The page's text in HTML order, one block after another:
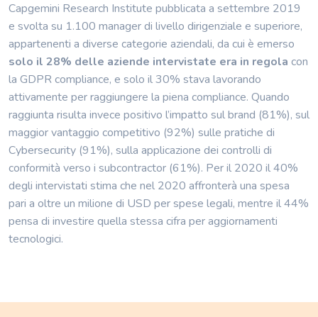
Capgemini Research Institute pubblicata a settembre 2019
e svolta su 1.100 manager di livello dirigenziale e superiore,
appartenenti a diverse categorie aziendali, da cui è emerso
solo il 28% delle aziende intervistate era in regola con
la GDPR compliance, e solo il 30% stava lavorando
attivamente per raggiungere la piena compliance. Quando
raggiunta risulta invece positivo l’impatto sul brand (81%), sul
maggior vantaggio competitivo (92%) sulle pratiche di
Cybersecurity (91%), sulla applicazione dei controlli di
conformità verso i subcontractor (61%). Per il 2020 il 40%
degli intervistati stima che nel 2020 affronterà una spesa
pari a oltre un milione di USD per spese legali, mentre il 44%
pensa di investire quella stessa cifra per aggiornamenti
tecnologici.